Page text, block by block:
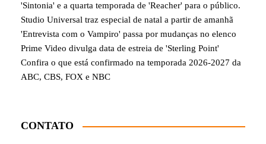
'Sintonia' e a quarta temporada de 'Reacher' para o público.
Studio Universal traz especial de natal a partir de amanhã
'Entrevista com o Vampiro' passa por mudanças no elenco
Prime Video divulga data de estreia de 'Sterling Point'
Confira o que está confirmado na temporada 2026-2027 da
ABC, CBS, FOX e NBC
CONTATO